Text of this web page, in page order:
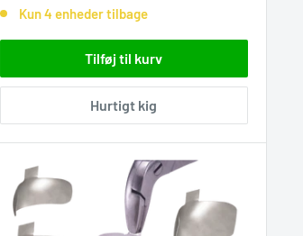
Kun 4 enheder tilbage
Tilføj til kurv
Hurtigt kig